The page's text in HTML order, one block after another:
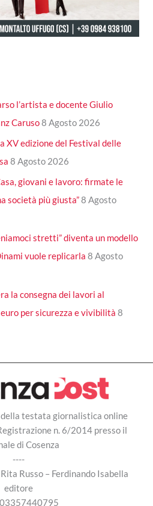
l’artista e docente Giulio
Caruso8 Agosto 2026
XV edizione del Festival delle
8 Agosto 2026
giovani e lavoro: firmate le
società più giusta”8 Agosto
stretti” diventa un modello
vuole replicarla 8 Agosto
la consegna dei lavori al
per sicurezza e vivibilità 8
testata giornalistica online
n. 6/2014 presso il
di Cosenza
----
Russo – Ferdinando Isabella
editore